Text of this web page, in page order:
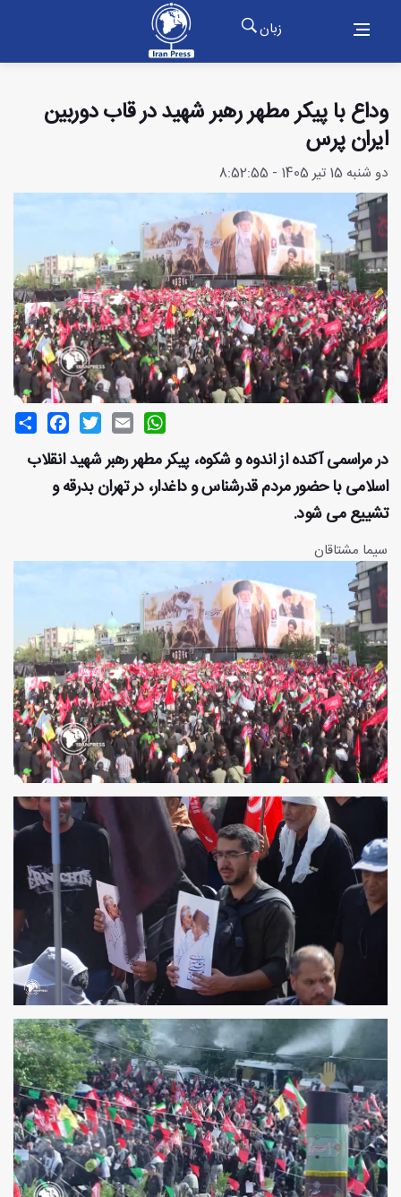
زبان
وداع با پیکر مطهر رهبر شهید در قاب دوربین
ایران پرس
دو شنبه 15 تیر 1405 - 8:52:55
Share
FacebookTwitterEmail
WhatsApp
در مراسمی آکنده از اندوه و شکوه، پیکر مطهر رهبر شهید انقلاب
اسلامی با حضور مردم قدرشناس و داغدار، در تهران بدرقه و
تشییع می شود.
سیما مشتاقان